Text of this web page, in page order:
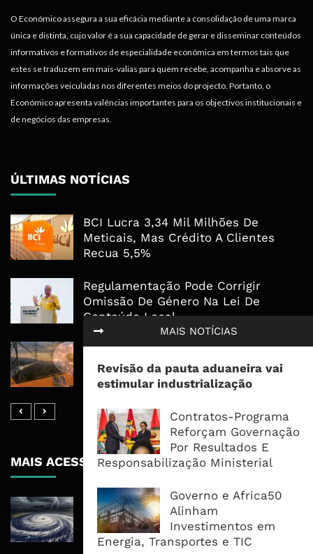
MAIS NOTÍCIAS
Revisão da pauta aduaneira vai
estimular industrialização
Contratos-Programa
Reforçam Governação
Por Resultados E
Responsabilização Ministerial
Governo e Africa50
Alinham
Investimentos em
Energia, Transportes e TIC
O Económico assegura a sua eficácia mediante a consolidação de uma marca
única e distinta, cujo valor é a sua capacidade de gerar e disseminar conteúdos
informativos e formativos de especialidade económica em termos tais que
estes se traduzem em mais-valias para quem recebe, acompanha e absorve as
informações veiculadas nos diferentes meios do projecto. Portanto, o
Económico apresenta valências importantes para os objectivos institucionais e
de negócios das empresas.
ÚLTIMAS NOTÍCIAS
BCI Lucra 3,34 Mil Milhões De
Meticais, Mas Crédito A Clientes
Recua 5,5%
Regulamentação Pode Corrigir
Omissão De Género Na Lei De
Conteúdo Local
Fundo África-Ásia Canaliza 82,8
Milhões De Dólares Para Torres E
Fibra Óptica Em África
MAIS ACESSADOS
Tempestade Tropical GEZANI Poderá
Afectar Mais De Um Milhão De
Pessoas No Centro E Sul ...